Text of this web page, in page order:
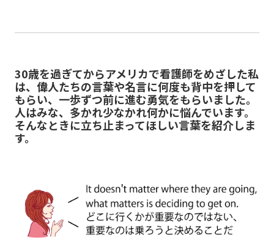
30歳を過ぎてからアメリカで看護師をめざした私
は、偉人たちの言葉や名言に何度も背中を押して
もらい、一歩ずつ前に進む勇気をもらいました。
人はみな、多かれ少なかれ何かに悩んでいます。
そんなときに立ち止まってほしい言葉を紹介しま
す。